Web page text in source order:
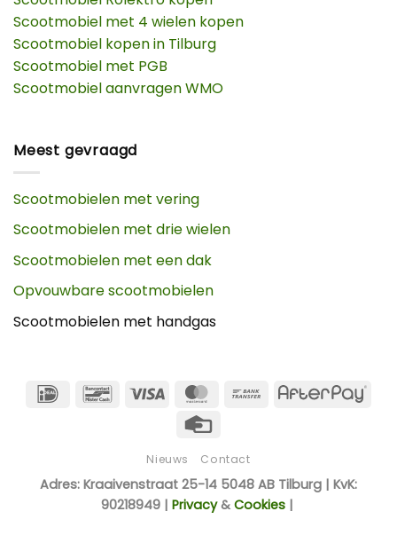
Scootmobiel met 4 wielen kopen
Scootmobiel kopen in Tilburg
Scootmobiel met PGB
Scootmobiel aanvragen WMO
Meest gevraagd
Scootmobielen met vering
Scootmobielen met drie wielen
Scootmobielen met een dak
Opvouwbare scootmobielen
Scootmobielen met handgas
IDeal Bancontact
Visa MasterCard
Bank
Nieuws Contact
Adres: Kraaivenstraat 25-14 5048 AB Tilburg | KvK:
90218949 | Privacy& Cookies|